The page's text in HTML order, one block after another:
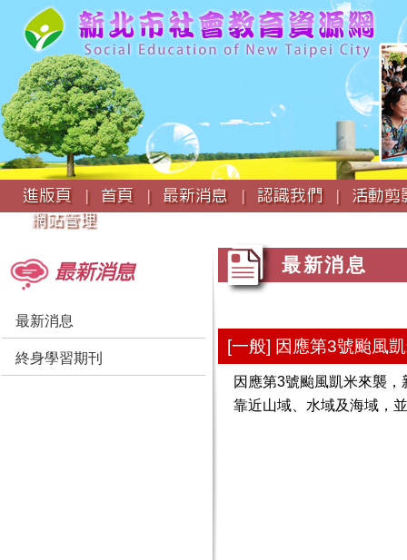
:::
進版頁 |
首頁 | 最新消息 | 認識我們 |
活動
網站管理
最新消息
最新消息
終身學習期刊
最新消息
[一般] 因應第3號颱風
因應第3號颱風凱米來襲，
靠近山域、水域及海域，